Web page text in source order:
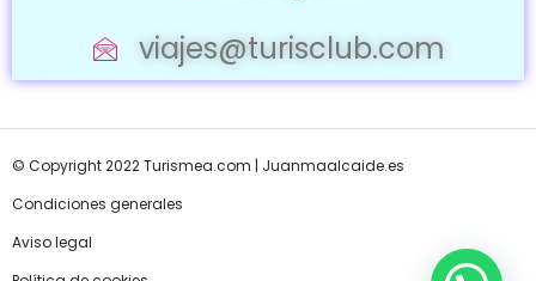
viajes@turisclub.com
© Copyright 2022 Turismea.com | Juanmaalcaide.es
Condiciones generales
Aviso legal